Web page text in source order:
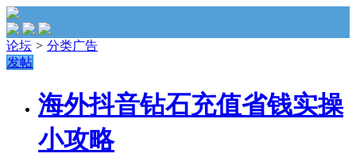
论坛 > 分类广告
发帖
海外抖音钻石充值省钱实操
小攻略